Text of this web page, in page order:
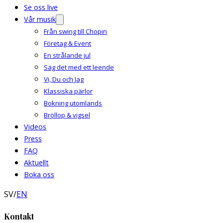
Se oss live
Vår musik
Från swing till Chopin
Företag & Event
En strålande jul
Säg det med ett leende
Vi, Du och Jag
Klassiska pärlor
Bokning utomlands
Bröllop & vigsel
Videos
Press
FAQ
Aktuellt
Boka oss
SV/EN
Kontakt